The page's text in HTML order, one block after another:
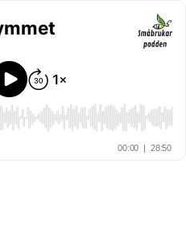
00:00 | 28:50